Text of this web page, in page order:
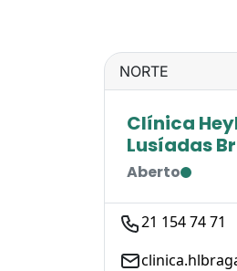
NORTE
Clínica
Lusíadas
Aberto
21 154 74 71